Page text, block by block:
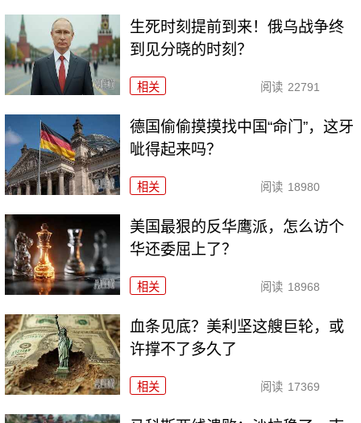
生死时刻提前到来！俄乌战争终
到见分晓的时刻？
相关 阅读 22791
德国偷偷摸摸找中国“命门”，这牙
呲得起来吗？
相关 阅读 18980
美国最狠的反华鹰派，怎么访个
华还委屈上了？
相关 阅读 18968
血条见底？美利坚这艘巨轮，或
许撑不了多久了
相关 阅读 17369